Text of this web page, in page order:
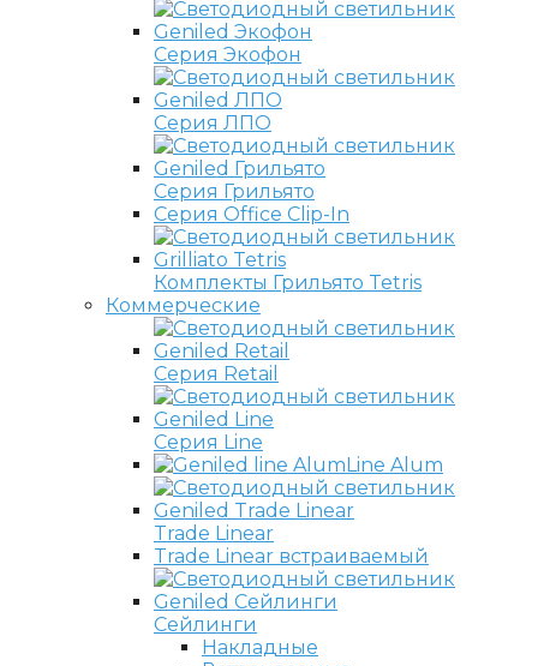
Серия Экофон
Серия ЛПО
Серия Грильято
Серия Office Clip-In
Комплекты Грильято Tetris
Коммерческие
Серия Retail
Серия Line
Line Alum
Trade Linear
Trade Linear встраиваемый
Сейлинги
Накладные